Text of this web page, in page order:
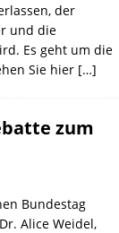
der
und die
Es geht um die
Sie hier […]
zum
Bundestag
Alice Weidel,